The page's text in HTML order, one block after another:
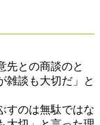
先との商談のと
雑談も大切だ」と
すのは無駄ではな